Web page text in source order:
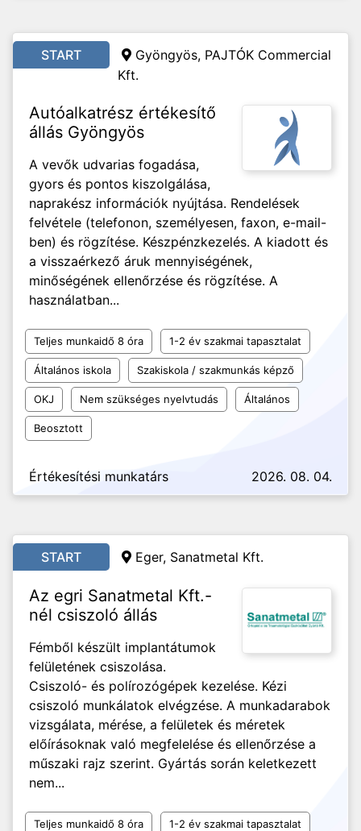
START
Gyöngyös, PAJTÓK Commercial
Kft.
Autóalkatrész értékesítő
állás Gyöngyös
A vevők udvarias fogadása,
gyors és pontos kiszolgálása,
naprakész információk nyújtása. Rendelések
felvétele (telefonon, személyesen, faxon, e-mail-
ben) és rögzítése. Készpénzkezelés. A kiadott és
a visszaérkező áruk mennyiségének,
minőségének ellenőrzése és rögzítése. A
használatban...
Teljes munkaidő 8 óra 1-2 év szakmai tapasztalat
Általános iskola Szakiskola / szakmunkás képző
OKJ Nem szükséges nyelvtudás Általános
Beosztott
Értékesítési munkatárs 2026. 08. 04.
START Eger, Sanatmetal Kft.
Az egri Sanatmetal Kft.-
nél csiszoló állás
Fémből készült implantátumok
felületének csiszolása.
Csiszoló- és polírozógépek kezelése. Kézi
csiszoló munkálatok elvégzése. A munkadarabok
vizsgálata, mérése, a felületek és méretek
előírásoknak való megfelelése és ellenőrzése a
műszaki rajz szerint. Gyártás során keletkezett
nem...
Teljes munkaidő 8 óra 1-2 év szakmai tapasztalat